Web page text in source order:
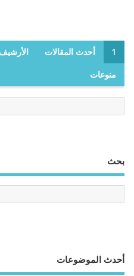
1 أحدث المقالات الأرشيف
منوعات
بحث
أحدث الموضوعات